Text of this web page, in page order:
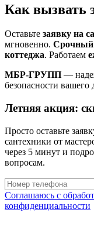
Как вызвать
Оставьте заявку на
мгновенно. Срочный
коттеджа. Работаем
МБР-ГРУПП —
безопасности вашего
Летняя акция:
Просто оставьте
сантехники от
через 5 минут и
вопросам.
Соглашаюсь с
конфиденциальности